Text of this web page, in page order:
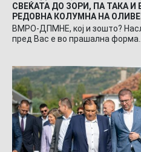
СВЕЌАТА ДО ЗОРИ, ПА ТАКА И
РЕДОВНА КОЛУМНА НА
ВМРО-ДПМНЕ, кој и зошто?
пред Вас е во прашална